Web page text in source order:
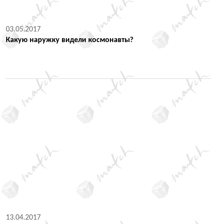
03.05.2017
Какую наружку видели космонавты?
13.04.2017